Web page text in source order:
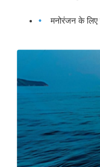
मनोरंजन के लिए